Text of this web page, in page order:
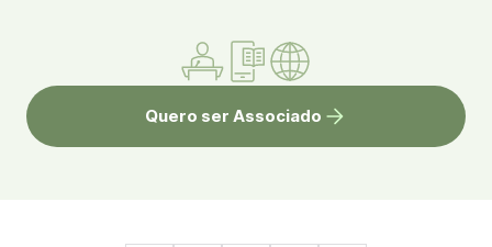
Quero ser Associado